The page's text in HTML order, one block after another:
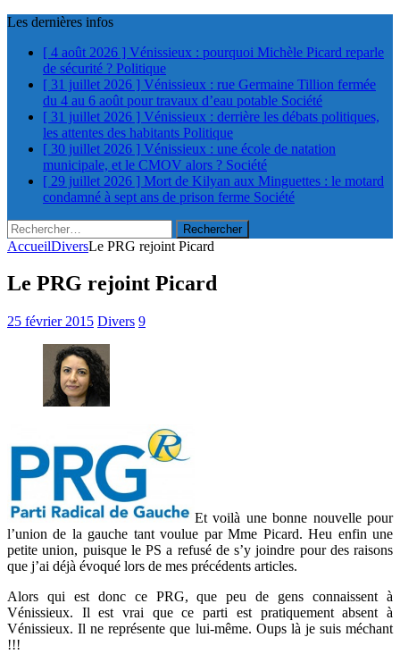
Les dernières infos
[ 4 août 2026 ] Vénissieux : pourquoi Michèle Picard reparle
de sécurité ? Politique
[ 31 juillet 2026 ] Vénissieux : rue Germaine Tillion fermée
du 4 au 6 août pour travaux d’eau potable Société
[ 31 juillet 2026 ] Vénissieux : derrière les débats politiques,
les attentes des habitants Politique
[ 30 juillet 2026 ] Vénissieux : une école de natation
municipale, et le CMOV alors ? Société
[ 29 juillet 2026 ] Mort de Kilyan aux Minguettes : le motard
condamné à sept ans de prison ferme Société
Rechercher :
AccueilDiversLe PRG rejoint Picard
Le PRG rejoint Picard
25 février 2015 Divers 9
Et voilà une bonne nouvelle pour
l’union de la gauche tant voulue par Mme Picard. Heu enfin une
petite union, puisque le PS a refusé de s’y joindre pour des raisons
que j’ai déjà évoqué lors de mes précédents articles.
Alors qui est donc ce PRG, que peu de gens connaissent à
Vénissieux. Il est vrai que ce parti est pratiquement absent à
Vénissieux. Il ne représente que lui-même. Oups là je suis méchant
!!!